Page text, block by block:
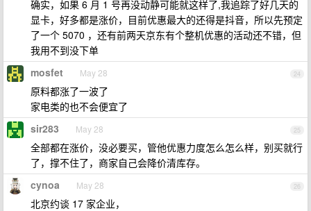
确实，如果 6 月 1 号再没动静可能就这样了,我追踪了好几天的
显卡，好多都是涨价，目前优惠最大的还得是抖音，所以先预定
了一个 5070 ，还有前两天京东有个整机优惠的活动还不错，但
我用不到没下单
24
mosfet May 28
原料都涨了一波了
家电类的也不会便宜了
25
sir283 May 28
全部都在涨价，没必要买，管他优惠力度怎么怎么样，别买就行
了，撑不住了，商家自己会降价清库存。
26
cynoa May 28
北京约谈 17 家企业，